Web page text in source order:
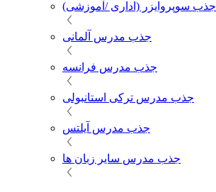
جذب سوپروایزر (اداری /آموزشی)
جذب مدرس آلمانی
جذب مدرس فرانسه
جذب مدرس ترکی استانبولی
جذب مدرس آیلتس
جذب مدرس سایر زبان ها